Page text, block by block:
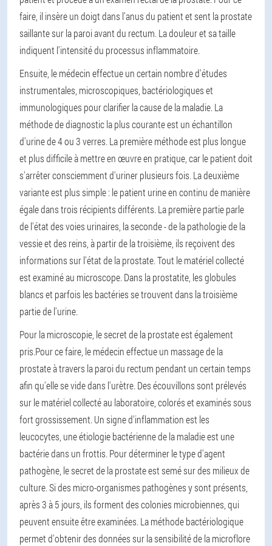
faire, il insère un doigt dans l'anus du patient et sent la prostate
saillante sur la paroi avant du rectum. La douleur et sa taille
indiquent l'intensité du processus inflammatoire.
Ensuite, le médecin effectue un certain nombre d'études
instrumentales, microscopiques, bactériologiques et
immunologiques pour clarifier la cause de la maladie. La
méthode de diagnostic la plus courante est un échantillon
d'urine de 4 ou 3 verres. La première méthode est plus longue
et plus difficile à mettre en œuvre en pratique, car le patient doit
s'arrêter consciemment d'uriner plusieurs fois. La deuxième
variante est plus simple : le patient urine en continu de manière
égale dans trois récipients différents. La première partie parle
de l'état des voies urinaires, la seconde - de la pathologie de la
vessie et des reins, à partir de la troisième, ils reçoivent des
informations sur l'état de la prostate. Tout le matériel collecté
est examiné au microscope. Dans la prostatite, les globules
blancs et parfois les bactéries se trouvent dans la troisième
partie de l'urine.
Pour la microscopie, le secret de la prostate est également
pris.Pour ce faire, le médecin effectue un massage de la
prostate à travers la paroi du rectum pendant un certain temps
afin qu'elle se vide dans l'urètre. Des écouvillons sont prélevés
sur le matériel collecté au laboratoire, colorés et examinés sous
fort grossissement. Un signe d'inflammation est les
leucocytes, une étiologie bactérienne de la maladie est une
bactérie dans un frottis. Pour déterminer le type d'agent
pathogène, le secret de la prostate est semé sur des milieux de
culture. Si des micro-organismes pathogènes y sont présents,
après 3 à 5 jours, ils forment des colonies microbiennes, qui
peuvent ensuite être examinées. La méthode bactériologique
permet d'obtenir des données sur la sensibilité de la microflore